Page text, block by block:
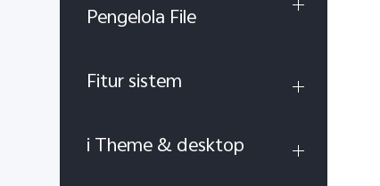
Pengelola File
Fitur sistem
i Theme & desktop